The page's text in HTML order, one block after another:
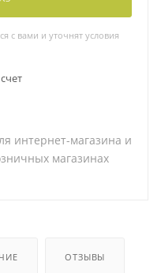
с вами и уточнят условия
интернет-магазина и
магазинах
ОТЗЫВЫ